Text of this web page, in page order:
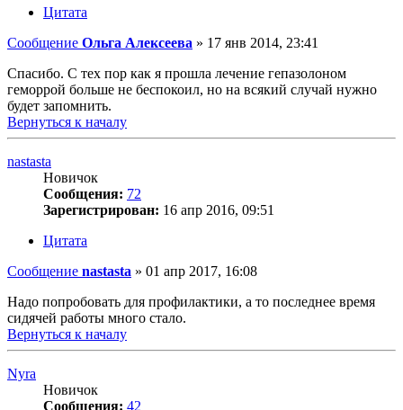
Цитата
Сообщение Ольга Алексеева » 17 янв 2014, 23:41
Спасибо. С тех пор как я прошла лечение гепазолоном
геморрой больше не беспокоил, но на всякий случай нужно
будет запомнить.
Вернуться к началу
nastasta
Новичок
Сообщения: 72
Зарегистрирован: 16 апр 2016, 09:51
Цитата
Сообщение nastasta » 01 апр 2017, 16:08
Надо попробовать для профилактики, а то последнее время
сидячей работы много стало.
Вернуться к началу
Nyra
Новичок
Сообщения: 42